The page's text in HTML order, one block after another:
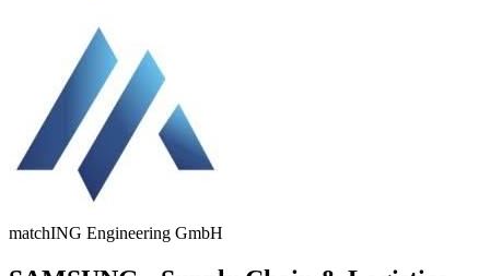
matchING Engineering GmbH